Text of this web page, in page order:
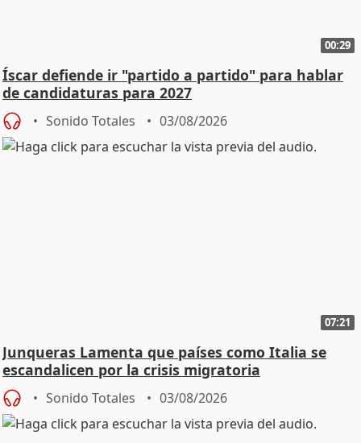
00:29
Íscar defiende ir "partido a partido" para hablar
de candidaturas para 2027
Sonido Totales 03/08/2026
07:21
Junqueras Lamenta que países como Italia se
escandalicen por la crisis migratoria
Sonido Totales 03/08/2026